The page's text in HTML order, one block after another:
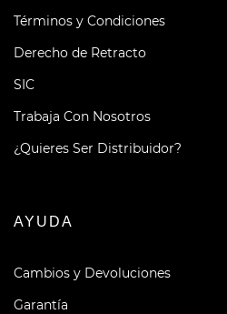
Términos y Condiciones
Derecho de Retracto
SIC
Trabaja Con Nosotros
¿Quieres Ser Distribuidor?
AYUDA
Cambios y Devoluciones
Garantía